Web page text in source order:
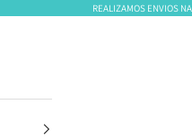
REALIZAMOS ENVIOS